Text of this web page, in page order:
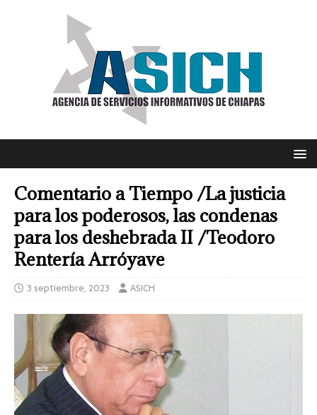
Comentario a Tiempo /La justicia
para los poderosos, las condenas
para los deshebrada II /Teodoro
Rentería Arróyave
3 septiembre, 2023 ASICH